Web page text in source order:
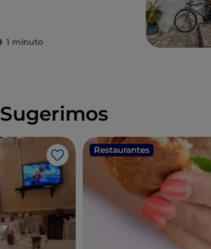
1 minuto
Sugerimos
Me gusta
Restaurantes